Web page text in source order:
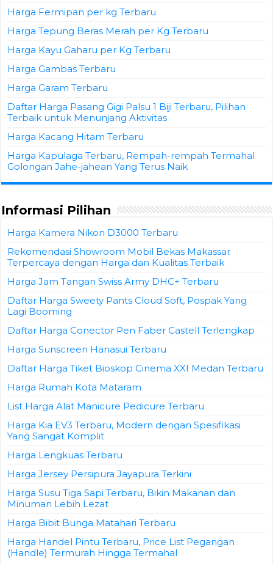
Harga Fermipan per kg Terbaru
Harga Tepung Beras Merah per Kg Terbaru
Harga Kayu Gaharu per Kg Terbaru
Harga Gambas Terbaru
Harga Garam Terbaru
Daftar Harga Pasang Gigi Palsu 1 Biji Terbaru, Pilihan
Terbaik untuk Menunjang Aktivitas
Harga Kacang Hitam Terbaru
Harga Kapulaga Terbaru, Rempah-rempah Termahal
Golongan Jahe-jahean Yang Terus Naik
Informasi Pilihan
Harga Kamera Nikon D3000 Terbaru
Rekomendasi Showroom Mobil Bekas Makassar
Terpercaya dengan Harga dan Kualitas Terbaik
Harga Jam Tangan Swiss Army DHC+ Terbaru
Daftar Harga Sweety Pants Cloud Soft, Pospak Yang
Lagi Booming
Daftar Harga Conector Pen Faber Castell Terlengkap
Harga Sunscreen Hanasui Terbaru
Daftar Harga Tiket Bioskop Cinema XXI Medan Terbaru
Harga Rumah Kota Mataram
List Harga Alat Manicure Pedicure Terbaru
Harga Kia EV3 Terbaru, Modern dengan Spesifikasi
Yang Sangat Komplit
Harga Lengkuas Terbaru
Harga Jersey Persipura Jayapura Terkini
Harga Susu Tiga Sapi Terbaru, Bikin Makanan dan
Minuman Lebih Lezat
Harga Bibit Bunga Matahari Terbaru
Harga Handel Pintu Terbaru, Price List Pegangan
(Handle) Termurah Hingga Termahal